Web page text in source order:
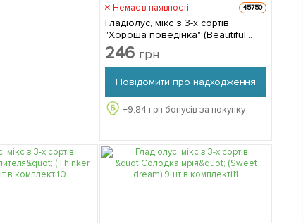
Немає в наявності 45750
Гладіолус, мікс з 3-х сортів
"Хороша поведінка" (Beautiful
Behavior) 9шт в комплекті
246 грн
Повідомити про надходження
+9.84 грн бонусів за покупку